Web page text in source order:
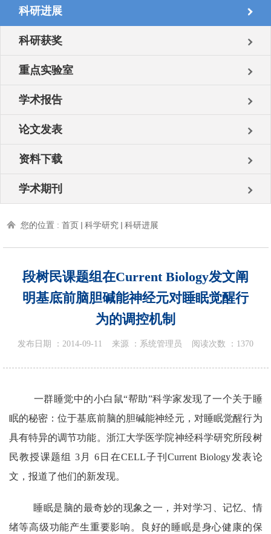
科研进展
科研获奖
重点实验室
学术报告
论文发表
资料下载
学术期刊
您的位置 : 首页 科学研究 科研进展
段树民课题组在Current Biology发文阐
明基底前脑胆碱能神经元对睡眠觉醒行
为的调控机制
发布日期 ：2014-09-11 来源 ： 系统管理员 阅读次数 ： 1370
一群睡觉中的小白鼠“帮助”科学家发现了一个关于睡
眠的秘密：位于基底前脑的胆碱能神经元，对睡眠觉醒行为
具有特异的调节功能。浙江大学医学院神经科学研究所段树
民教授课题组 3月 6日在CELL子刊Current Biology发表论
文，报道了他们的新发现。
睡眠是脑的最奇妙的现象之一，并对学习、记忆、情
绪等高级功能产生重要影响。良好的睡眠是身心健康的保